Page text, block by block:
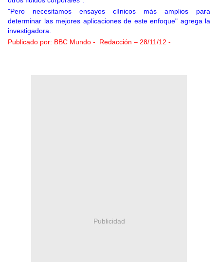
"Pero necesitamos ensayos clínicos más amplios para
determinar las mejores aplicaciones de este enfoque" agrega la
investigadora.
Publicado por: BBC Mundo -
Redacción – 28/11/12 -
Publicidad